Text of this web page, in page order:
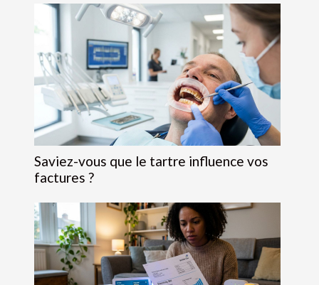
Saviez-vous que le tartre influence vos
factures ?